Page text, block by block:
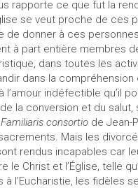
rapporte ce que fut la
se veut proche de
de donner à ces
à part entière membres
dans toutes les
dans la
l’amour indéfectible qu’il
la conversion et du
Familiaris consortio de Jean-
Mais les
rendus incapables car
le Christ et l’Église, telle
l’Eucharistie, les fidèles